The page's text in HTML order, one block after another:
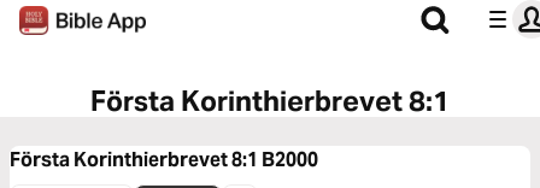
Första Korinthierbrevet 8:1
Första Korinthierbrevet 8:1 B2000